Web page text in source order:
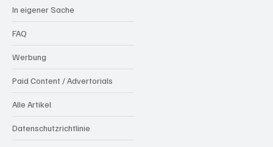
In eigener Sache
FAQ
Werbung
Paid Content / Advertorials
Alle Artikel
Datenschutzrichtlinie